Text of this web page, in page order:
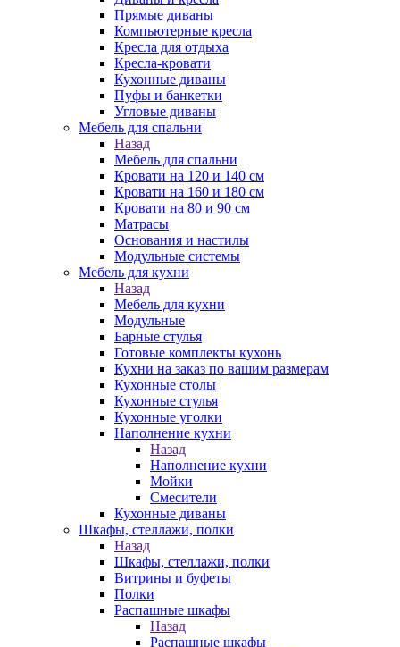
Прямые диваны
Компьютерные кресла
Кресла для отдыха
Кресла-кровати
Кухонные диваны
Пуфы и банкетки
Угловые диваны
Мебель для спальни
Назад
Мебель для спальни
Кровати на 120 и 140 см
Кровати на 160 и 180 см
Кровати на 80 и 90 см
Матрасы
Основания и настилы
Модульные системы
Мебель для кухни
Назад
Мебель для кухни
Модульные
Барные стулья
Готовые комплекты кухонь
Кухни на заказ по вашим размерам
Кухонные столы
Кухонные стулья
Кухонные уголки
Наполнение кухни
Назад
Наполнение кухни
Мойки
Смесители
Кухонные диваны
Шкафы, стеллажи, полки
Назад
Шкафы, стеллажи, полки
Витрины и буфеты
Полки
Распашные шкафы
Назад
Распашные шкафы